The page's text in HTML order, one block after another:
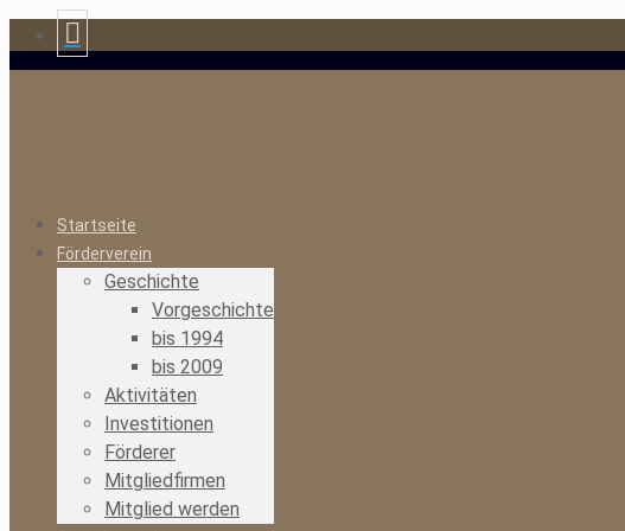
Startseite
Förderverein
Geschichte
Vorgeschichte
bis 1994
bis 2009
Aktivitäten
Investitionen
Förderer
Mitgliedfirmen
Mitglied werden